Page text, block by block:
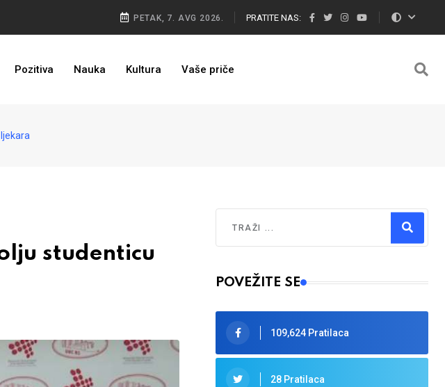
PETAK, 7. AVG 2026. PRATITE NAS:
Pozitiva Nauka Kultura Vaše priče
studenticu
Type 2 or more characters for results.
POVEŽITE SE
109,624 Pratilaca
28 Pratilaca